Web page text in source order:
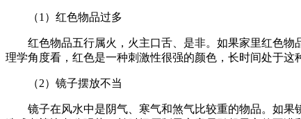
（1）红色物品过多
红色物品五行属火，火主口舌、是非。如果家里红色
理学角度看，红色是一种刺激性很强的颜色，长时间处于
（2）镜子摆放不当
镜子在风水中是阴气、寒气和煞气比较重的物品。如